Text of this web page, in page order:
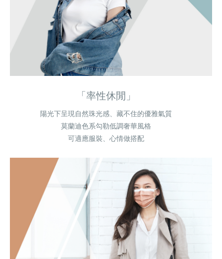
「率性休閒」
陽光下呈現自然珠光感、藏不住的優雅氣質
莫蘭迪色系勾勒低調奢華風格
可適應服裝、心情做搭配